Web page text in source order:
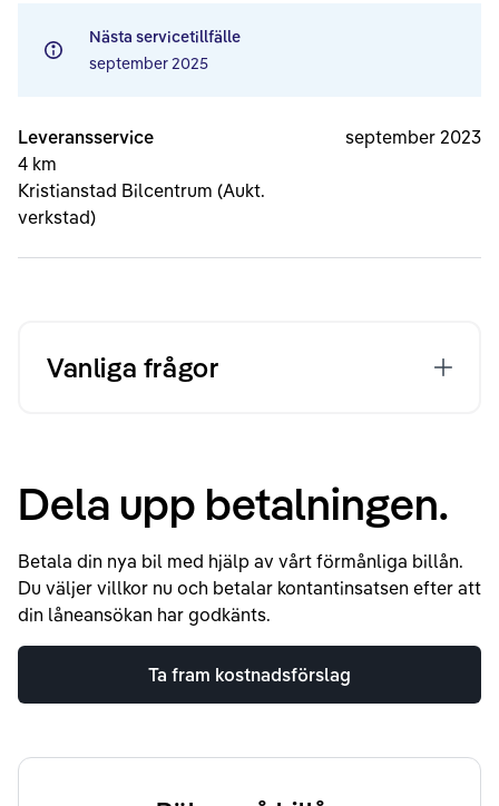
Nästa servicetillfälle
september 2025
Leveransservice
4 km
Kristianstad Bilcentrum (Aukt.
verkstad)
september 2023
Vanliga frågor
Dela upp betalningen.
Betala din nya bil med hjälp av vårt förmånliga billån.
Du väljer villkor nu och betalar kontantinsatsen efter att
din låneansökan har godkänts.
Ta fram kostnadsförslag